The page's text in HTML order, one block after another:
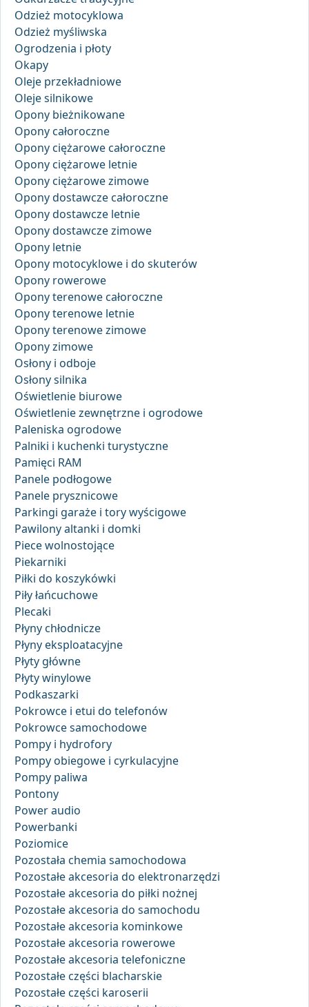
Odzież motocyklowa
Odzież myśliwska
Ogrodzenia i płoty
Okapy
Oleje przekładniowe
Oleje silnikowe
Opony bieżnikowane
Opony całoroczne
Opony ciężarowe całoroczne
Opony ciężarowe letnie
Opony ciężarowe zimowe
Opony dostawcze całoroczne
Opony dostawcze letnie
Opony dostawcze zimowe
Opony letnie
Opony motocyklowe i do skuterów
Opony rowerowe
Opony terenowe całoroczne
Opony terenowe letnie
Opony terenowe zimowe
Opony zimowe
Osłony i odboje
Osłony silnika
Oświetlenie biurowe
Oświetlenie zewnętrzne i ogrodowe
Paleniska ogrodowe
Palniki i kuchenki turystyczne
Pamięci RAM
Panele podłogowe
Panele prysznicowe
Parkingi garaże i tory wyścigowe
Pawilony altanki i domki
Piece wolnostojące
Piekarniki
Piłki do koszykówki
Piły łańcuchowe
Plecaki
Płyny chłodnicze
Płyny eksploatacyjne
Płyty główne
Płyty winylowe
Podkaszarki
Pokrowce i etui do telefonów
Pokrowce samochodowe
Pompy i hydrofory
Pompy obiegowe i cyrkulacyjne
Pompy paliwa
Pontony
Power audio
Powerbanki
Poziomice
Pozostała chemia samochodowa
Pozostałe akcesoria do elektronarzędzi
Pozostałe akcesoria do piłki nożnej
Pozostałe akcesoria do samochodu
Pozostałe akcesoria kominkowe
Pozostałe akcesoria rowerowe
Pozostałe akcesoria telefoniczne
Pozostałe części blacharskie
Pozostałe części karoserii